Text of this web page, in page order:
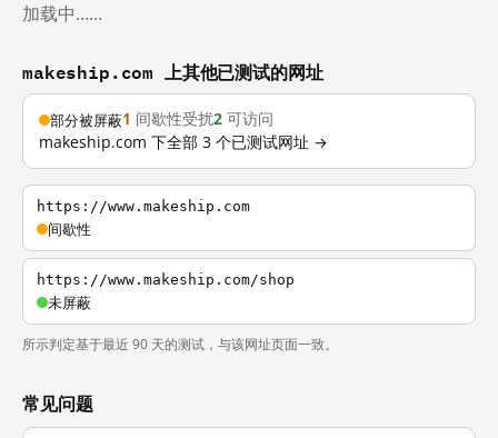
加载中……
makeship.com 上其他已测试的网址
部分被屏蔽1 间歇性受扰2 可访问
makeship.com 下全部 3 个已测试网址 →
https://www.makeship.com
间歇性
https://www.makeship.com/shop
未屏蔽
所示判定基于最近 90 天的测试，与该网址页面一致。
常见问题